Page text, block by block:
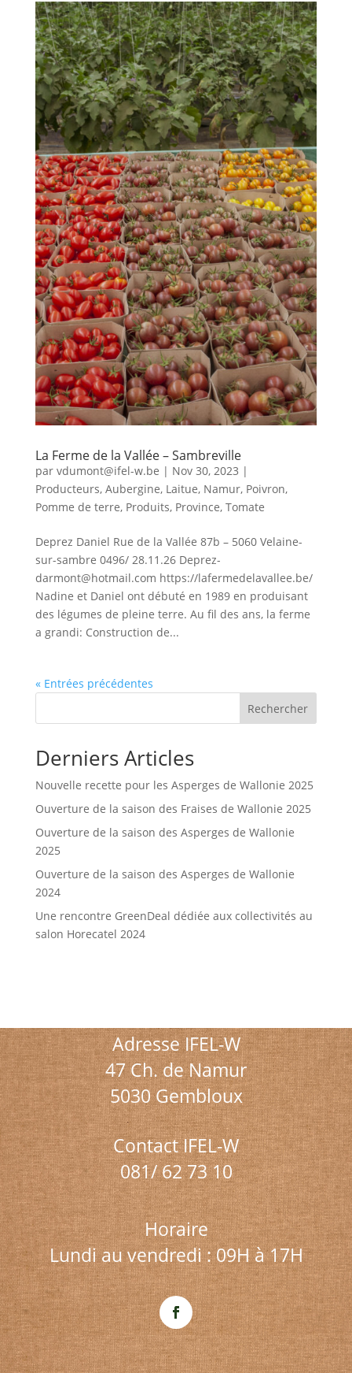
La Ferme de la Vallée – Sambreville
par vdumont@ifel-w.be | Nov 30, 2023 |
Producteurs, Aubergine, Laitue, Namur, Poivron,
Pomme de terre, Produits, Province, Tomate
Deprez Daniel Rue de la Vallée 87b – 5060 Velaine-
sur-sambre 0496/ 28.11.26 Deprez-
darmont@hotmail.com https://lafermedelavallee.be/
Nadine et Daniel ont débuté en 1989 en produisant
des légumes de pleine terre. Au fil des ans, la ferme
a grandi: Construction de...
« Entrées précédentes
Rechercher
Derniers Articles
Nouvelle recette pour les Asperges de Wallonie 2025
Ouverture de la saison des Fraises de Wallonie 2025
Ouverture de la saison des Asperges de Wallonie
2025
Ouverture de la saison des Asperges de Wallonie
2024
Une rencontre GreenDeal dédiée aux collectivités au
salon Horecatel 2024
Adresse IFEL-W
47 Ch. de Namur
5030 Gembloux
Contact IFEL-W
081/ 62 73 10
Horaire
Lundi au vendredi : 09H à 17H